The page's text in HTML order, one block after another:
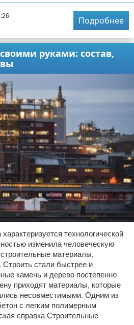
Подробнее
руками: состав,
технологической
изменила человеческую
материалы,
Строить стали быстрее и
камень и дерево постепенно
приходят материалы, которые
несовместимыми. Одним из
с легким полимерным
справка Строительные